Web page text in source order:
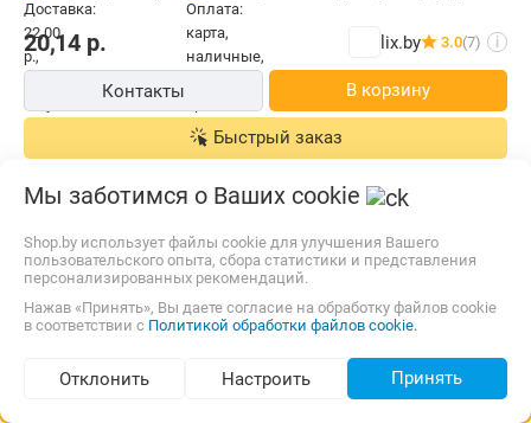
Подбор по параметрам (770)
20,14 р. lix.by 3.0(7) i
Контакты В корзину
Быстрый заказ
Мы заботимся о Ваших cookie
Shop.by использует файлы cookie для улучшения Вашего
пользовательского опыта, сбора статистики и представления
персонализированных рекомендаций.
Нажав «Принять», Вы даете согласие на обработку файлов cookie
в соответствии с Политикой обработки файлов cookie.
Отклонить Настроить Принять